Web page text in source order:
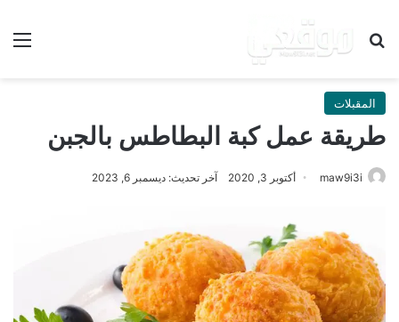
بحث عن
المقبلات
طريقة عمل كبة البطاطس بالجبن
maw9i3i أكتوبر 3, 2020 آخر تحديث: ديسمبر 6, 2023